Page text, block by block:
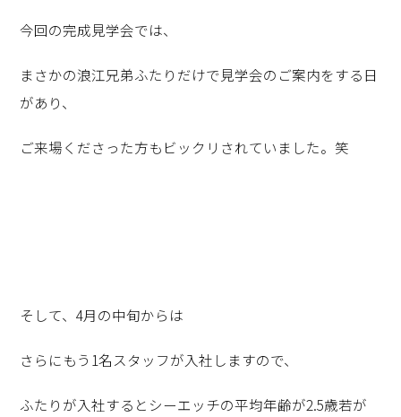
今回の完成見学会では、
まさかの浪江兄弟ふたりだけで見学会のご案内をする日
があり、
ご来場くださった方もビックリされていました。笑
そして、4月の中旬からは
さらにもう1名スタッフが入社しますので、
ふたりが入社するとシーエッチの平均年齢が2.5歳若が